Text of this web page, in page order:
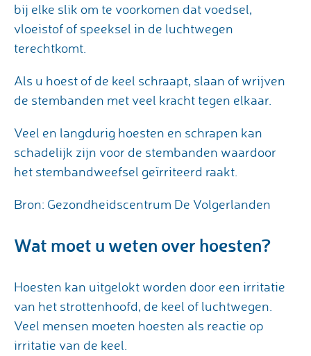
bij elke slik om te voorkomen dat voedsel,
vloeistof of speeksel in de luchtwegen
terechtkomt.
Als u hoest of de keel schraapt, slaan of wrijven
de stembanden met veel kracht tegen elkaar.
Veel en langdurig hoesten en schrapen kan
schadelijk zijn voor de stembanden waardoor
het stembandweefsel geïrriteerd raakt.
Bron: Gezondheidscentrum De Volgerlanden
Wat moet u weten over hoesten?
Hoesten kan uitgelokt worden door een irritatie
van het strottenhoofd, de keel of luchtwegen.
Veel mensen moeten hoesten als reactie op
irritatie van de keel.